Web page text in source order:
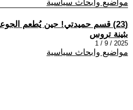
مواضيع وابحاث سياسية
(23) قسم حميدتي! حين يُطعم الجوعى بالدم!
بثينة تروس
2025 / 9 / 1
مواضيع وابحاث سياسية